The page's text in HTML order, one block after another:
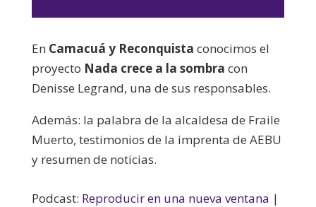
En Camacuá y Reconquista conocimos el
proyecto Nada crece a la sombra con
Denisse Legrand, una de sus responsables.
Además: la palabra de la alcaldesa de Fraile
Muerto, testimonios de la imprenta de AEBU
y resumen de noticias.
Podcast: Reproducir en una nueva ventana |